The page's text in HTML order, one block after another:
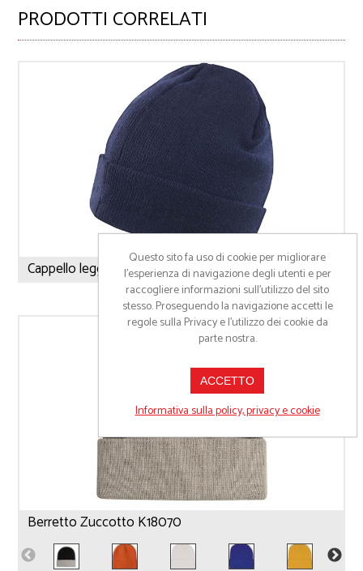
PRODOTTI CORRELATI
Cappello leggero Thinsulate™
Berretto Zuccotto K18070
Questo sito fa uso di cookie per migliorare
l’esperienza di navigazione degli utenti e per
raccogliere informazioni sull’utilizzo del sito
stesso. Proseguendo la navigazione accetti le
regole sulla Privacy e l'utilizzo dei cookie da
parte nostra.
ACCETTO
Informativa sulla policy, privacy e cookie